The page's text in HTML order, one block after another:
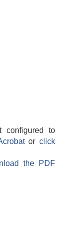
configured to
orclick
the PDF